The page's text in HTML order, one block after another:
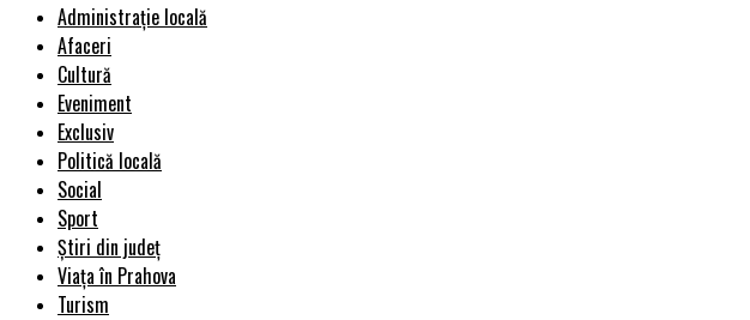
Administrație locală
Afaceri
Cultură
Eveniment
Exclusiv
Politică locală
Social
Sport
Știri din județ
Viața în Prahova
Turism